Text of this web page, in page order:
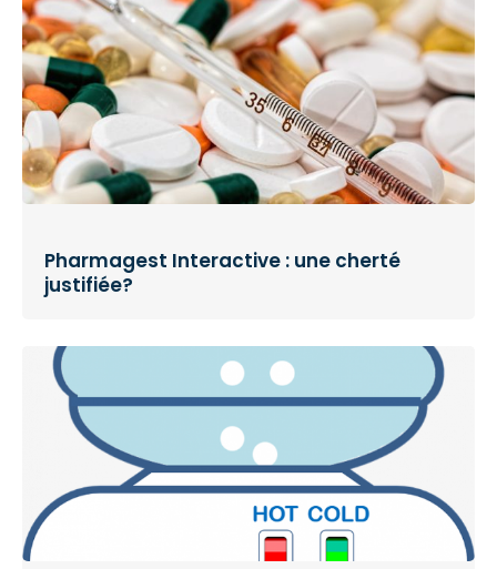
Pharmagest Interactive : une cherté
justifiée?